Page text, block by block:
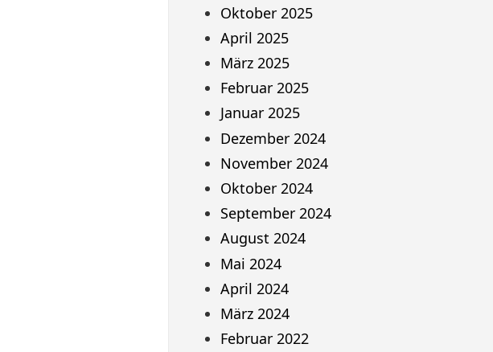
Oktober 2025
April 2025
März 2025
Februar 2025
Januar 2025
Dezember 2024
November 2024
Oktober 2024
September 2024
August 2024
Mai 2024
April 2024
März 2024
Februar 2022